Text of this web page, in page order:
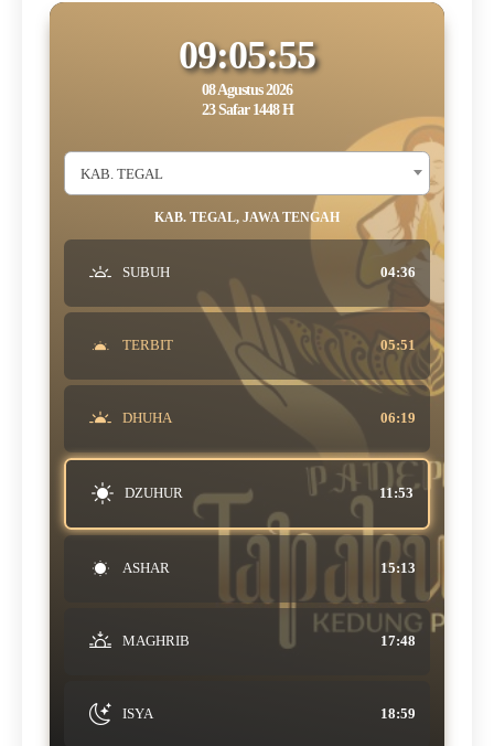
09:05:55
08 Agustus 2026
23 Safar 1448 H
KAB. TEGAL
KAB. TEGAL, JAWA TENGAH
SUBUH 04:36
TERBIT 05:51
DHUHA 06:19
DZUHUR 11:53
ASHAR 15:13
MAGHRIB 17:48
ISYA 18:59